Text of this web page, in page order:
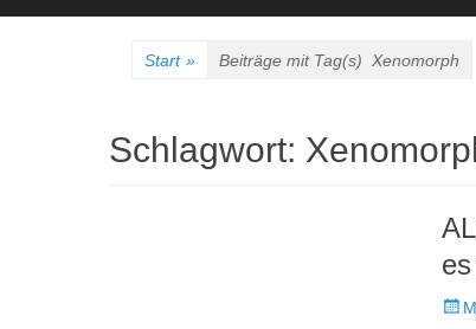
Start » Beiträge mit Tag(s) Xenomorph
Schlagwort: